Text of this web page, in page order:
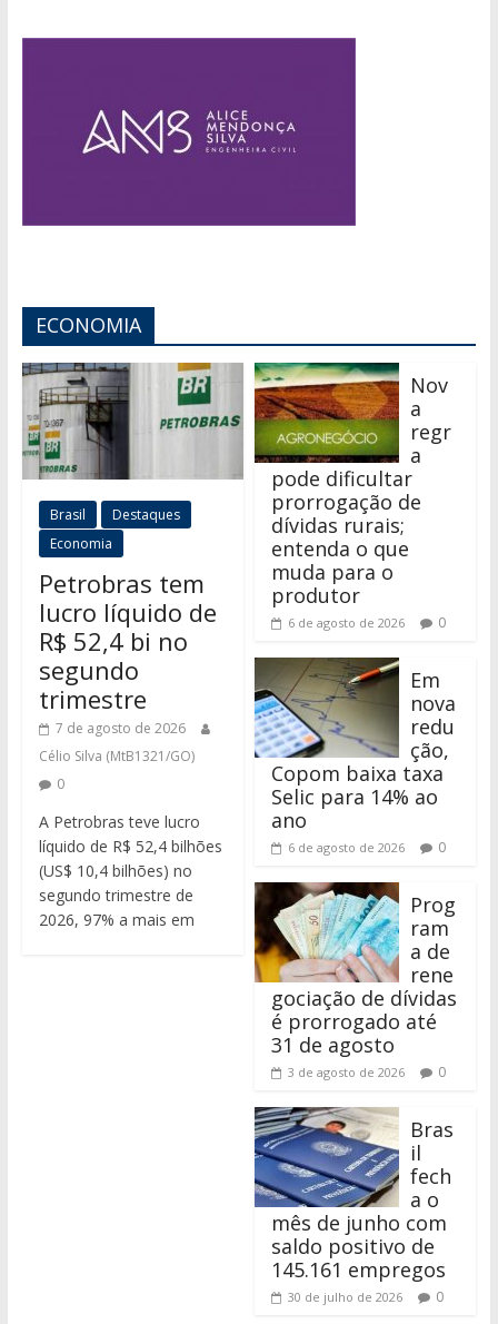
ECONOMIA
Brasil
Destaques
Economia
Petrobras tem
lucro líquido de
R$ 52,4 bi no
segundo
trimestre
7 de agosto de 2026
Célio Silva (MtB1321/GO)
0
A Petrobras teve lucro
líquido de R$ 52,4 bilhões
(US$ 10,4 bilhões) no
segundo trimestre de
2026, 97% a mais em
Nov
a
regr
a
pode dificultar
prorrogação de
dívidas rurais;
entenda o que
muda para o
produtor
6 de agosto de 2026 0
Em
nova
redu
ção,
Copom baixa taxa
Selic para 14% ao
ano
6 de agosto de 2026 0
Prog
ram
a de
rene
gociação de dívidas
é prorrogado até
31 de agosto
3 de agosto de 2026 0
Bras
il
fech
a o
mês de junho com
saldo positivo de
145.161 empregos
30 de julho de 2026 0